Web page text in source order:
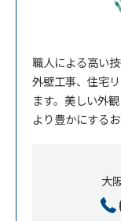
職人による高い
外壁工事、住宅
ます。美しい外
より豊かにする
大